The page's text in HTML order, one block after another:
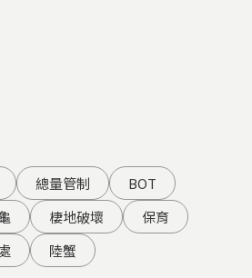
總量管制
BOT
棲地破壞
保育
陸蟹